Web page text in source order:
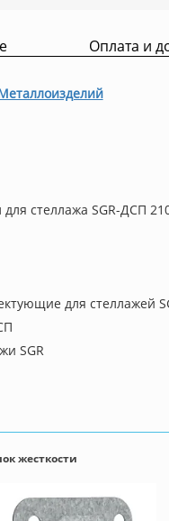
Оплата и
для стеллажа SGR-ДСП
для стеллажей
SGR
жесткости